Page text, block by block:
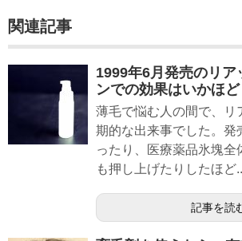
関連記事
1999年6月発売のリア
ンでの効果はいかほど
薄毛で悩む人の間で、リ
期的な出来事でした。発
ったり、医療薬品氷塊全
も押し上げたりしたほど
記事を読